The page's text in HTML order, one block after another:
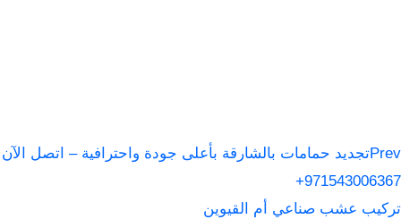
Prevتجديد حمامات بالشارقة بأعلى جودة واحترافية – اتصل الآن
971543006367+
تركيب عشب صناعي أم القيوين